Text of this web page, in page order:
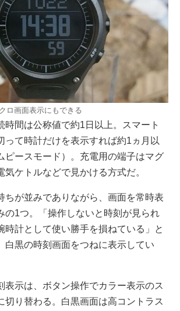
ロ画面表示にもできる
間は公称値で約1日以上。スマート
って時計だけを表示すれば約1ヵ月以
ピースモード）。充電用の端子はマグ
気ケトルなどで見かける方式だ。
が並みでありながら、画面を常時表
の1つ。「操作しないと時刻が見られ
時計として使い勝手を損ねている」と
白黒の時刻画面をつねに表示してい
示は、ボタン操作でカラー表示のス
切り替わる。白黒画面は高コントラス